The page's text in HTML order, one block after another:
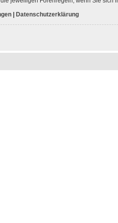
| Datenschutzerklärung